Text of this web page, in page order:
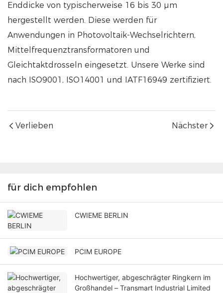
Enddicke von typischerweise 16 bis 30 µm
hergestellt werden. Diese werden für
Anwendungen in Photovoltaik-Wechselrichtern,
Mittelfrequenztransformatoren und
Gleichtaktdrosseln eingesetzt. Unsere Werke sind
nach ISO9001, ISO14001 und IATF16949 zertifiziert.
Verlieben Nächster
für dich empfohlen
CWIEME BERLIN
PCIM EUROPE
Hochwertiger, abgeschrägter Ringkern im
Großhandel – Transmart Industrial Limited